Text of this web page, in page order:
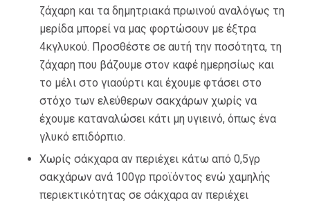
ζάχαρη και τα δημητριακά πρωινού αναλόγως τη
μερίδα μπορεί να μας φορτώσουν με έξτρα
4κγλυκού. Προσθέστε σε αυτή την ποσότητα, τη
ζάχαρη που βάζουμε στον καφέ ημερησίως και
το μέλι στο γιαούρτι και έχουμε φτάσει στο
στόχο των ελεύθερων σακχάρων χωρίς να
έχουμε καταναλώσει κάτι μη υγιεινό, όπως ένα
γλυκό επιδόρπιο.
Χωρίς σάκχαρα αν περιέχει κάτω από 0,5γρ
σακχάρων ανά 100γρ προϊόντος ενώ χαμηλής
περιεκτικότητας σε σάκχαρα αν περιέχει